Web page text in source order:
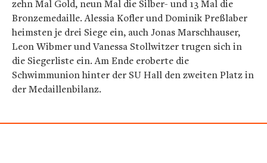
zehn Mal Gold, neun Mal die Silber- und 13 Mal die
Bronzemedaille. Alessia Kofler und Dominik Preßlaber
heimsten je drei Siege ein, auch Jonas Marschhauser,
Leon Wibmer und Vanessa Stollwitzer trugen sich in
die Siegerliste ein. Am Ende eroberte die
Schwimmunion hinter der SU Hall den zweiten Platz in
der Medaillenbilanz.